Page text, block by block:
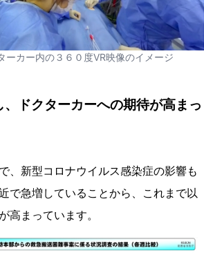
ーカー内の３６０度VR映像のイメージ
ドクターカーへの期待が高まっ
、新型コロナウイルス感染症の影響も
で急増していることから、これまで以
高まっています。